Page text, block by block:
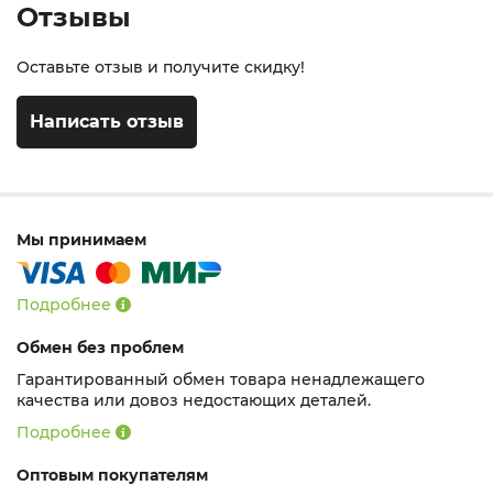
Отзывы
Оставьте отзыв и получите скидку!
Написать отзыв
Мы принимаем
Подробнее
Обмен без проблем
Гарантированный обмен товара ненадлежащего
качества или довоз недостающих деталей.
Подробнее
Оптовым покупателям